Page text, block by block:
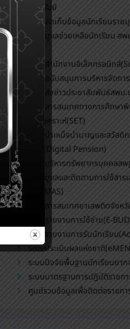
สพม.บุรีรัมย์
ระบบจัดเก็บข้อมูลนักเรียนรา
ระบบดูแลช่วยเหลือนักเรียน ส
All)
ระบบสำนักงานอิเล็กทรอนิกส์
ระบบสนับสนุนการบริหารจัดก
ระบบส่งข่าวประชาสัมพันธ์สพม.
ระบบสารสนเทศทางการศึกษา
ศึกษาสงเคราะห์(SET)
ระบบบำเหน็จบำนาญและสวัสดิ
พยาบาล(Digital Pension)
ระบบบริหารทรัพยากรบุคคลส
ระบบดูแลและติดตามการใช้สา
ศึกษา(CATAS)
ระบบสารสนเทศยาเสพติดจังห
ระบบรายงานการใช้จ่าย(E-
ระบบรายงานการรับนักเรียน
ระบบประเมินผลแห่งชาติ
ระบบปัจจัยพื้นฐานนักเรียนยาก
ระบบมาตรฐานการปฏิบัติราชกา
ศูนย์รวมข้อมูลเพื่อติดต่อราชกา